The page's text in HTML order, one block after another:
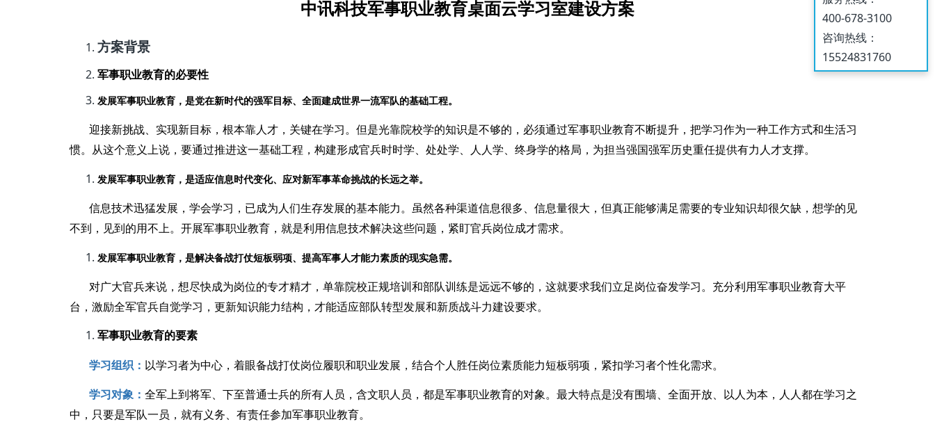
中讯科技军事职业教育桌面云学习室建设方案
方案背景
军事职业教育的必要性
发展军事职业教育，是党在新时代的强军目标、全面建成世界一流军队的基础工程。
迎接新挑战、实现新目标，根本靠人才，关键在学习。但是光靠院校学的知识是不够的，必须通过军事职业教育不断提升，把学习作为一种工作方式和生活习
惯。从这个意义上说，要通过推进这一基础工程，构建形成官兵时时学、处处学、人人学、终身学的格局，为担当强国强军历史重任提供有力人才支撑。
发展军事职业教育，是适应信息时代变化、应对新军事革命挑战的长远之举。
信息技术迅猛发展，学会学习，已成为人们生存发展的基本能力。虽然各种渠道信息很多、信息量很大，但真正能够满足需要的专业知识却很欠缺，想学的见
不到，见到的用不上。开展军事职业教育，就是利用信息技术解决这些问题，紧盯官兵岗位成才需求。
发展军事职业教育，是解决备战打仗短板弱项、提高军事人才能力素质的现实急需。
对广大官兵来说，想尽快成为岗位的专才精才，单靠院校正规培训和部队训练是远远不够的，这就要求我们立足岗位奋发学习。充分利用军事职业教育大平
台，激励全军官兵自觉学习，更新知识能力结构，才能适应部队转型发展和新质战斗力建设要求。
军事职业教育的要素
学习组织： 以学习者为中心，着眼备战打仗岗位履职和职业发展，结合个人胜任岗位素质能力短板弱项，紧扣学习者个性化需求。
学习对象：全军上到将军、下至普通士兵的所有人员，含文职人员，都是军事职业教育的对象。最大特点是没有围墙、全面开放、以人为本，人人都在学习之
中，只要是军队一员，就有义务、有责任参加军事职业教育。
400-678-3100
咨询热线：
15524831760